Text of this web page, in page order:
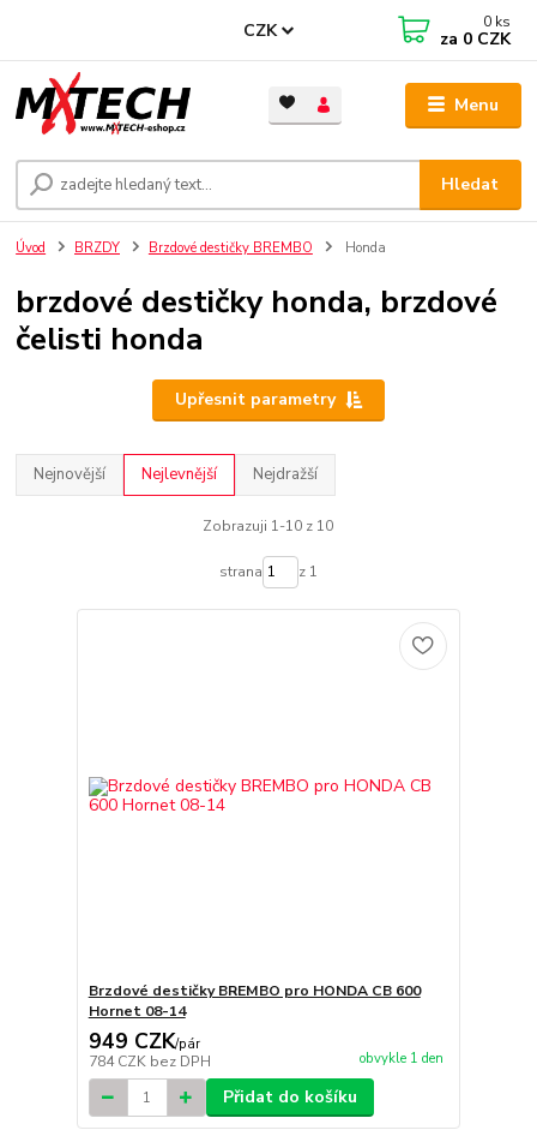
Menu
CZK
Hledat
0 ks
za 0 CZK
Úvod BRZDY Brzdové destičky BREMBO Honda
brzdové destičky honda, brzdové
čelisti honda
Upřesnit parametry
Nejnovější Nejlevnější Nejdražší
Zobrazuji 1-10 z 10
strana z 1
Brzdové destičky BREMBO pro HONDA CB 600
Hornet 08-14
949 CZK/pár
784 CZK bez DPH obvykle 1 den
Přidat do košíku